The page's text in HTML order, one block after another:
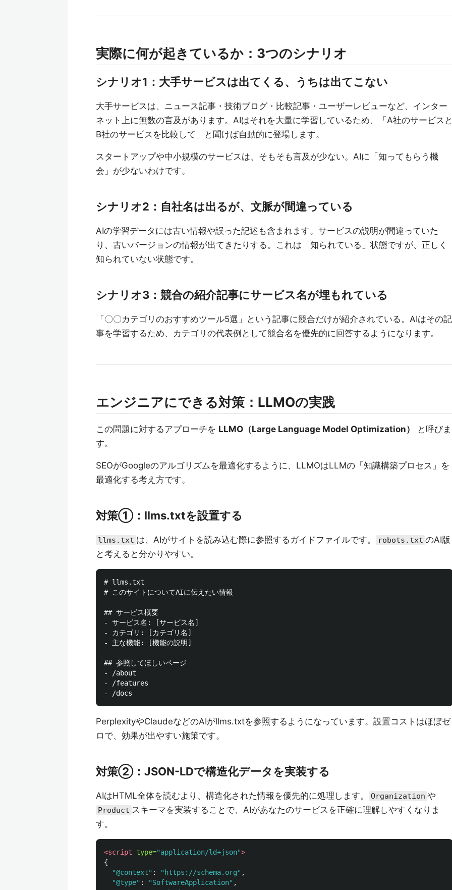
実際に何が起きているか：3つのシナリオ
シナリオ1：大手サービスは出てくる、うちは出てこない
大手サービスは、ニュース記事・技術ブログ・比較記事・ユーザーレビューなど、インター
ネット上に無数の言及があります。AIはそれを大量に学習しているため、「A社のサービス
B社のサービスを比較して」と聞けば自動的に登場します。
スタートアップや中小規模のサービスは、そもそも言及が少ない。AIに「知ってもらう機
会」が少ないわけです。
シナリオ2：自社名は出るが、文脈が間違っている
AIの学習データには古い情報や誤った記述も含まれます。サービスの説明が間違っていた
り、古いバージョンの情報が出てきたりする。これは「知られている」状態ですが、正しく
知られていない状態です。
シナリオ3：競合の紹介記事にサービス名が埋もれている
「〇〇カテゴリのおすすめツール5選」という記事に競合だけが紹介されている。AIはその記
事を学習するため、カテゴリの代表例として競合名を優先的に回答するようになります。
エンジニアにできる対策：LLMOの実践
この問題に対するアプローチを LLMO（Large Language Model Optimization）
と呼びま
す。
SEOがGoogleのアルゴリズムを最適化するように、LLMOはLLMの「知識構築プロセス」を
最適化する考え方です。
対策①：llms.txtを設置する
llms.txt は、AIがサイトを読み込む際に参照するガイドファイルです。 robots.txt のAI版
と考えると分かりやすい。
# llms.txt
# このサイトについてAIに伝えたい情報
## サービス概要
- サービス名: [サービス名]
- カテゴリ: [カテゴリ名]
- 主な機能: [機能の説明]
## 参照してほしいページ
- /about
- /features
PerplexityやClaudeなどのAIがllms.txtを参照するようになっています。設置コストはほぼゼ
ロで、効果が出やすい施策です。
対策②：JSON-LDで構造化データを実装する
AIはHTML全体を読むより、構造化された情報を優先的に処理します。 Organization や
Product スキーマを実装することで、AIがあなたのサービスを正確に理解しやすくなりま
す。
<script type="application/ld+json">
{
"@context" : " https://schema.org" ,
"@type" : "SoftwareApplication" ,